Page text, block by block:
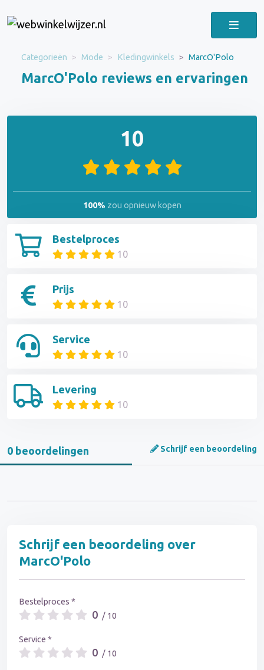
Categorieën Mode Kledingwinkels MarcO'Polo
MarcO'Polo reviews en ervaringen
Bestelproces
10
Prijs
10
Service
10
Levering
10
10
100% zou opnieuw kopen
0 beoordelingen Schrijf een beoordeling
Schrijf een beoordeling over
MarcO'Polo
Bestelproces *
0 / 10
Service *
0 / 10